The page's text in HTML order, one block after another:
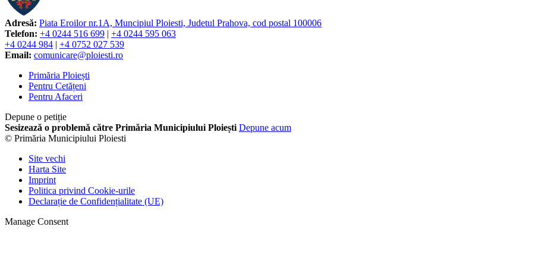
Adresă: Piata Eroilor nr.1A, Muncipiul Ploiesti, Judetul Prahova, cod postal 100006
Telefon: +4 0244 516 699 | +4 0244 595 063
+4 0244 984 | +4 0752 027 539
Email: comunicare@ploiesti.ro
Primăria Ploiești
Pentru Cetățeni
Pentru Afaceri
Depune o petiție
Sesizează o problemă către Primăria Municipiului Ploiești Depune acum
© Primăria Municipiului Ploiesti
Site vechi
Harta Site
Imprint
Politica privind Cookie-urile
Declarație de Confidențialitate (UE)
Manage Consent